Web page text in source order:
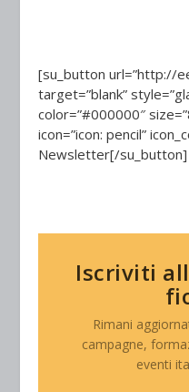
[su_button url=”http://
target=”blank”
color=”#000000″
icon=”icon: pencil”
Newsletter[/su_button]
Iscriviti
Rimani
campagne,
eventi